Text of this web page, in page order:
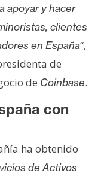
apoyar y hacer
clientes
en España“,
de
de Coinbase.
con
ha obtenido
de Activos